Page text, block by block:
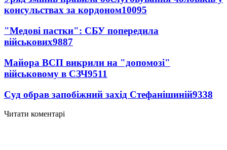
консульствах за кордоном10095
"Медові пастки": СБУ попередила
військових9887
Майора ВСП викрили на "допомозі"
військовому в СЗЧ9511
Суд обрав запобіжний захід Стефанішиній9338
Читати коментарі